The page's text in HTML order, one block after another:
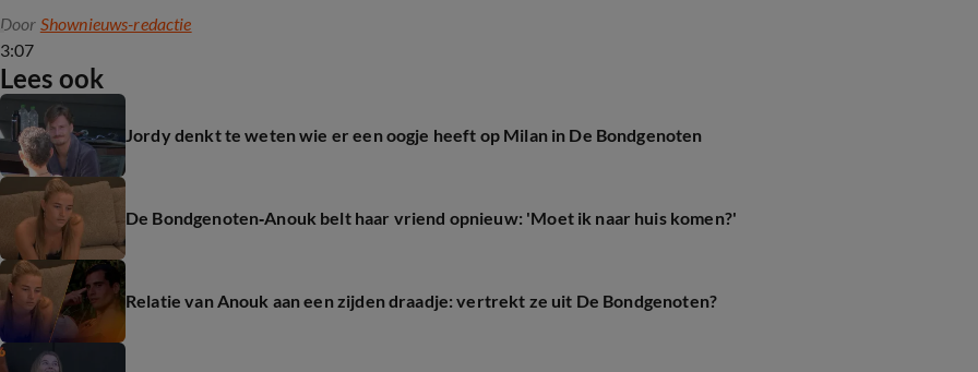
3:07
Door Shownieuws-redactie
Lees ook
Jordy denkt te weten wie er een oogje heeft op Milan in De Bondgenoten
De Bondgenoten‑Anouk belt haar vriend opnieuw: 'Moet ik naar huis komen?'
Relatie van Anouk aan een zijden draadje: vertrekt ze uit De Bondgenoten?